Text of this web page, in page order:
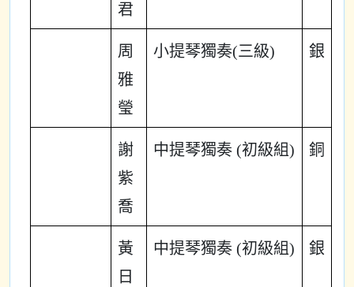
君
周
雅
瑩
小提琴獨奏(三級) 銀
謝
紫
喬
中提琴獨奏 (初級組) 銅
黃
日
中提琴獨奏 (初級組) 銀